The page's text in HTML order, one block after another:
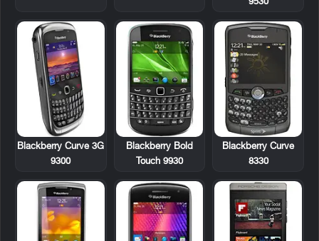
Blackberry Curve
8330
Blackberry Bold
Touch 9930
Blackberry Curve 3G
9300